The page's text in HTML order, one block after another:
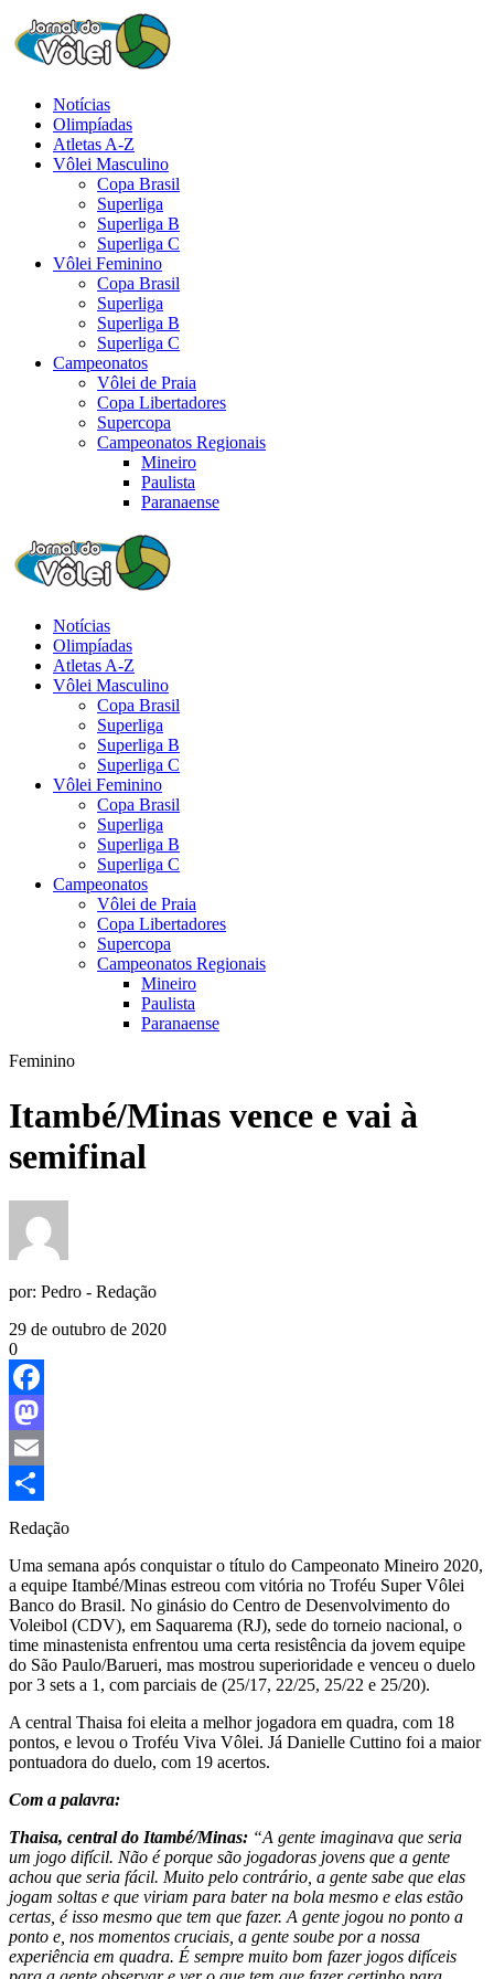
Notícias
Olimpíadas
Atletas A-Z
Vôlei Masculino
Copa Brasil
Superliga
Superliga B
Superliga C
Vôlei Feminino
Copa Brasil
Superliga
Superliga B
Superliga C
Campeonatos
Vôlei de Praia
Copa Libertadores
Supercopa
Campeonatos Regionais
Mineiro
Paulista
Paranaense
Notícias
Olimpíadas
Atletas A-Z
Vôlei Masculino
Copa Brasil
Superliga
Superliga B
Superliga C
Vôlei Feminino
Copa Brasil
Superliga
Superliga B
Superliga C
Campeonatos
Vôlei de Praia
Copa Libertadores
Supercopa
Campeonatos Regionais
Mineiro
Paulista
Paranaense
Feminino
Itambé/Minas vence e vai à
semifinal
por: Pedro - Redação
29 de outubro de 2020
0
Facebook
Mastodon
Email
Share
Redação
Uma semana após conquistar o título do Campeonato Mineiro 2020,
a equipe Itambé/Minas estreou com vitória no Troféu Super Vôlei
Banco do Brasil. No ginásio do Centro de Desenvolvimento do
Voleibol (CDV), em Saquarema (RJ), sede do torneio nacional, o
time minastenista enfrentou uma certa resistência da jovem equipe
do São Paulo/Barueri, mas mostrou superioridade e venceu o duelo
por 3 sets a 1, com parciais de (25/17, 22/25, 25/22 e 25/20).
A central Thaisa foi eleita a melhor jogadora em quadra, com 18
pontos, e levou o Troféu Viva Vôlei. Já Danielle Cuttino foi a maior
pontuadora do duelo, com 19 acertos.
Com a palavra:
Thaisa, central do Itambé/Minas: “A gente imaginava que seria
um jogo difícil. Não é porque são jogadoras jovens que a gente
achou que seria fácil. Muito pelo contrário, a gente sabe que elas
jogam soltas e que viriam para bater na bola mesmo e elas estão
certas, é isso mesmo que tem que fazer. A gente jogou no ponto a
ponto e, nos momentos cruciais, a gente soube por a nossa
experiência em quadra. É sempre muito bom fazer jogos difíceis